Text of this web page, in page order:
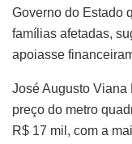
Governo do Estado
famílias afetadas,
apoiasse
José Augusto Viana
preço do metro
R$ 17 mil, com a